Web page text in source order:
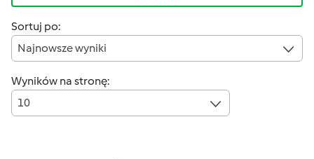
Sortuj po:
Najnowsze wyniki
Wyników na stronę:
10